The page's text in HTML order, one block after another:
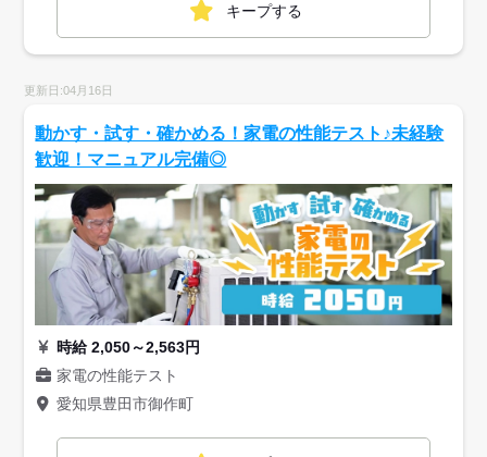
キープする
更新日:04月16日
動かす・試す・確かめる！家電の性能テスト♪未経験
歓迎！マニュアル完備◎
時給 2,050～2,563円
家電の性能テスト
愛知県豊田市御作町